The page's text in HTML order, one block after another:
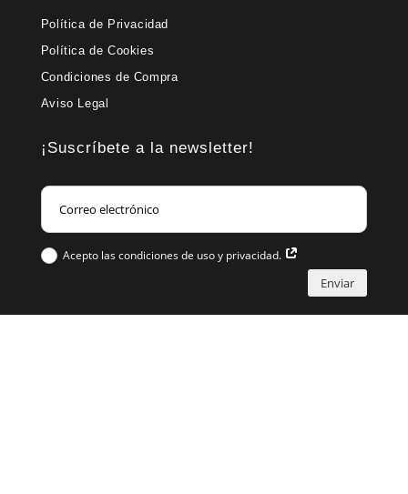
Política de Privacidad
Política de Cookies
Condiciones de Compra
Aviso Legal
¡Suscríbete a la newsletter!
Acepto las condiciones de uso y privacidad.
Enviar